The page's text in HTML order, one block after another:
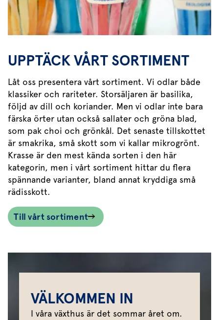
UPPTÄCK VÅRT SORTIMENT
Låt oss presentera vårt sortiment. Vi odlar både
klassiker och rariteter. Storsäljaren är basilika,
följd av dill och koriander. Men vi odlar inte bara
färska örter utan också sallater och gröna blad,
som pak choi och grönkål. Det senaste tillskottet
är smakrika, små skott som vi kallar mikrogrönt.
Krasse är den mest kända sorten i den här
kategorin, men i vårt sortiment hittar du flera
spännande varianter, bland annat kryddiga små
rädisskott.
Till vårt sortiment
VÄLKOMMEN IN
I våra växthus är det sommar året om.